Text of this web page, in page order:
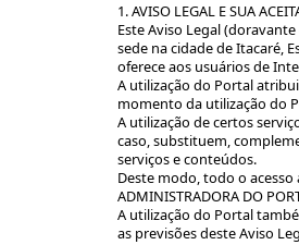
1. AVISO LEGAL E SUA
Este Aviso Legal
sede na cidade de Itacaré,
oferece aos usuários de
A utilização do Portal
momento da utilização do
A utilização de certos
caso, substituem,
serviços e conteúdos.
Deste modo, todo o
ADMINISTRADORA DO
A utilização do Portal
as previsões deste Aviso